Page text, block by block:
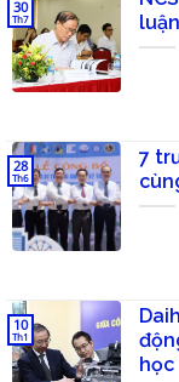
30
Th7
7
28
Th6
10
Th1